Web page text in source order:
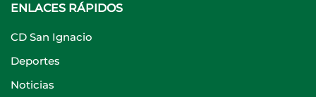
ENLACES RÁPIDOS
CD San Ignacio
Deportes
Noticias